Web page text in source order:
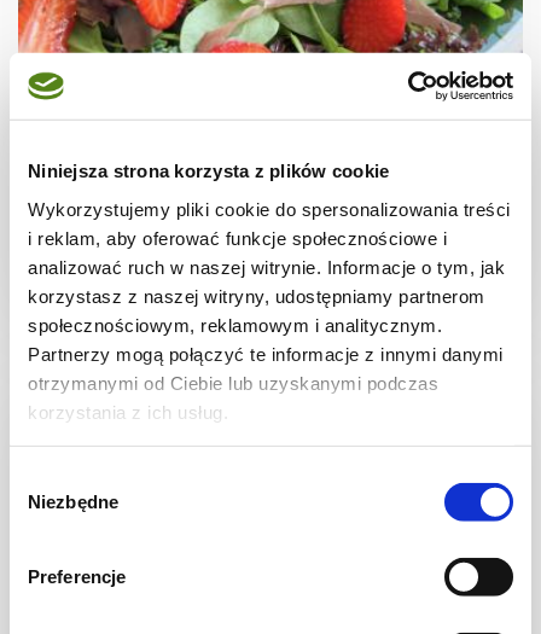
Niniejsza strona korzysta z plików cookie
Wykorzystujemy pliki cookie do spersonalizowania treści
i reklam, aby oferować funkcje społecznościowe i
analizować ruch w naszej witrynie. Informacje o tym, jak
korzystasz z naszej witryny, udostępniamy partnerom
społecznościowym, reklamowym i analitycznym.
Partnerzy mogą połączyć te informacje z innymi danymi
otrzymanymi od Ciebie lub uzyskanymi podczas
korzystania z ich usług.
zgody
Niezbędne
Preferencje
10 min. 161 kcal 3